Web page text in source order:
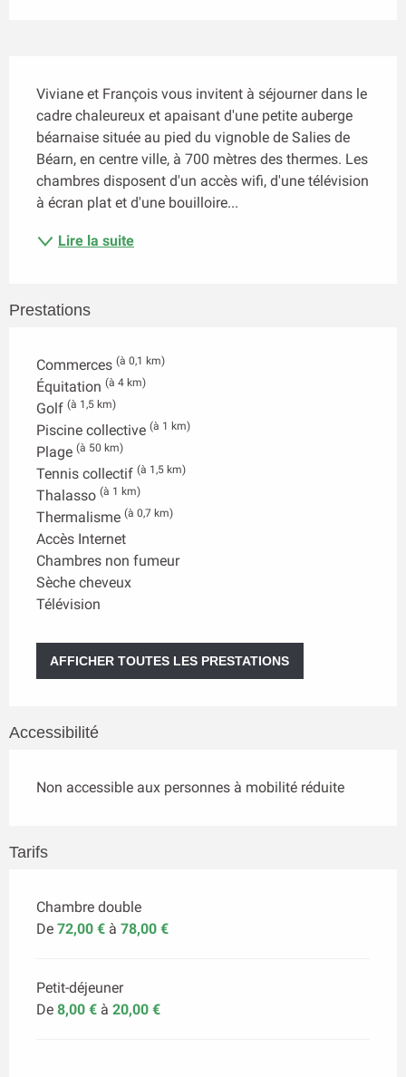
Viviane et François vous invitent à séjourner dans le
cadre chaleureux et apaisant d'une petite auberge
béarnaise située au pied du vignoble de Salies de
Béarn, en centre ville, à 700 mètres des thermes. Les
chambres disposent d'un accès wifi, d'une télévision
à écran plat et d'une bouilloire...
Lire la suite
Prestations
Commerces (à 0,1 km)
Équitation (à 4 km)
Golf (à 1,5 km)
Piscine collective (à 1 km)
Plage (à 50 km)
Tennis collectif (à 1,5 km)
Thalasso (à 1 km)
Thermalisme (à 0,7 km)
Accès Internet
Chambres non fumeur
Sèche cheveux
Télévision
AFFICHER TOUTES LES PRESTATIONS
Accessibilité
Non accessible aux personnes à mobilité réduite
Tarifs
Chambre double
De 72,00 € à 78,00 €
Petit-déjeuner
De 8,00 € à 20,00 €